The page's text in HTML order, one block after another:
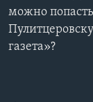
можно
газета»?